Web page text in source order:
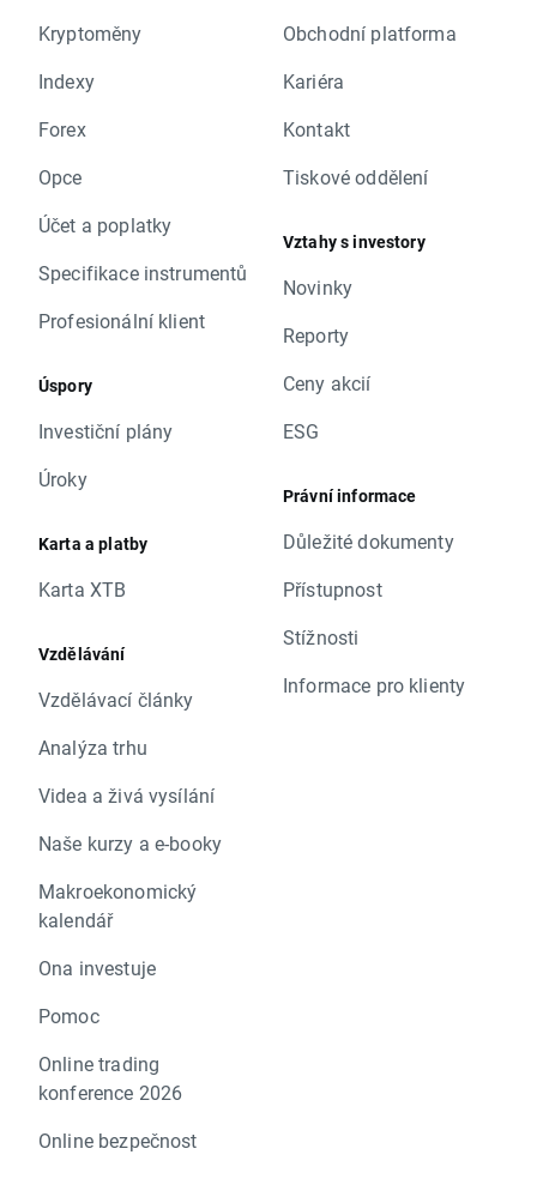
Kryptoměny
Indexy
Forex
Opce
Účet a poplatky
Specifikace instrumentů
Profesionální klient
Úspory
Investiční plány
Úroky
Karta a platby
Karta XTB
Vzdělávání
Vzdělávací články
Analýza trhu
Videa a živá vysílání
Naše kurzy a e-booky
Makroekonomický
kalendář
Ona investuje
Pomoc
Online trading
konference 2026
Online bezpečnost
Obchodní platforma
Kariéra
Kontakt
Tiskové oddělení
Vztahy s investory
Novinky
Reporty
Ceny akcií
ESG
Právní informace
Důležité dokumenty
Přístupnost
Stížnosti
Informace pro klienty